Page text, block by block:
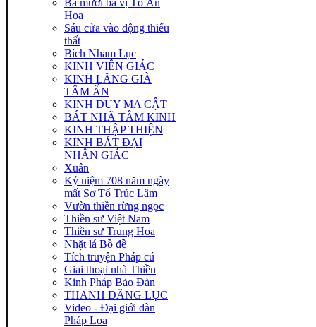
Ba mươi ba vị Tổ Ấn
Hoa
Sáu cửa vào động thiếu
thất
Bích Nham Lục
KINH VIÊN GIÁC
KINH LĂNG GIÀ
TÂM ẤN
KINH DUY MA CẬT
BÁT NHÃ TÂM KINH
KINH THẬP THIỆN
KINH BÁT ĐẠI
NHÂN GIÁC
Xuân
Kỷ niệm 708 năm ngày
mất Sơ Tổ Trúc Lâm
Vườn thiền rừng ngọc
Thiền sư Việt Nam
Thiền sư Trung Hoa
Nhặt lá Bồ đề
Tích truyện Pháp cú
Giai thoại nhà Thiền
Kinh Pháp Bảo Đàn
THANH ĐĂNG LỤC
Video - Đại giới dàn
Pháp Loa